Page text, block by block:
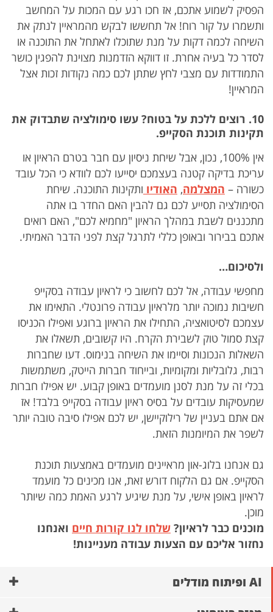
הפסיק לשמוע אתכם, אז חכו רגע עם המכות על המחשב
ותשמרו על קור רוח! אל תחששו לבקש מהמראיין לנתק את
השיחה לכמה דקות על מנת שתוכלו לאתחל את התוכנה או
לסדר כל בעיה אחרת. זו דווקא הזדמנות מצוינת להפגין כושר
התמודדות עם מצבי לחץ שתתן לכם כמה נקודות זכות אצל
המראיין!
10. רוצים ללכת על בטוח? עשו סימולציה שתבדוק את
תקינות תוכנת הסקייפ.
אין 100%, נכון, אבל שיחת ניסיון עם חבר בטרם הראיון או
עריכת בדיקה קטנה בעצמכם יסייעו לכם לוודא כי הכל עובד
כשורה – המצלמה, האודיו ותקינות התוכנה. שיחת
הסימולציה תסייע לכם גם להבין האם החדר בו אתה
מתכננים לשבת במהלך הראיון "מחמיא לכם", האם רואים
אתכם בבירור ובאופן כללי לתרגל קצת לפני הדבר האמיתי.
ולסיכום…
מחפשי עבודה, אל לכם לחשוב כי לראיון עבודה בסקייפ
חשיבות נמוכה יותר מלראיון עבודה פרונטלי. התאימו את
עצמכם לסיטואציה, התחילו את הראיון ברוגע ואפילו הכניסו
קצת סמול טוק לשבירת הקרח. היו קשובים, תשאלו את
השאלות הנכונות וסיימו את השיחה בנימוס. דעו שחברות
רבות, גלובליות ומקומיות, ובייחוד חברות הייטק, משתמשות
בכלי זה על מנת לסנן מועמדים באופן קבוע. יש אפילו חברות
שמעסיקות עובדים על בסיס ראיון עבודה בסקייפ בלבד! אז
אם אתם בעניין של רילוקיישן, יש לכם אפילו סיבה טובה יותר
לשפר את המיומנות הזאת.
גם אנחנו בלוג-און מראיינים מועמדים באמצעות תוכנת
הסקייפ. אם גם הלקוח דורש זאת, אנו מכינים כל מועמד
לראיון באופן אישי, על מנת שיגיע לרגע האמת כמה שיותר
מוכן.
מוכנים כבר לראיון? שלחו לנו קורות חיים ואנחנו
נחזור אליכם עם הצעות עבודה מעניינות!
AI ופיתוח מודלים